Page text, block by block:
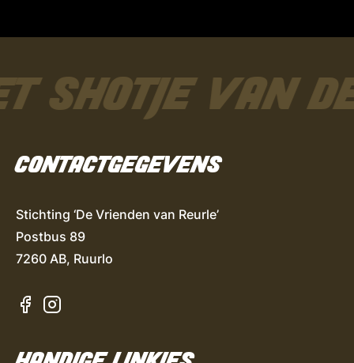
SHOTJE VAN
CONTACTGEGEVENS
Stichting ‘De Vrienden van Reurle’
Postbus 89
7260 AB, Ruurlo